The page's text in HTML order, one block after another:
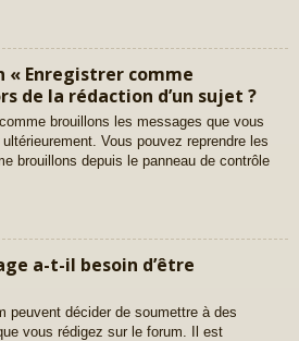
« Enregistrer comme
de la rédaction d’un sujet ?
comme brouillons les messages que vous
Vous pouvez reprendre les
brouillons depuis le panneau de contrôle
a-t-il besoin d’être
peuvent décider de soumettre à des
vous rédigez sur le forum. Il est